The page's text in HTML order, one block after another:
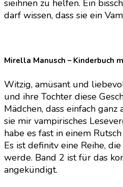
Christin-
Marie
sieihnen zu helfen. Ein
darf wissen, dass sie ein
Mirella Manusch – Kinderbuch
Witzig, amüsant und
und ihre Tochter diese
Mädchen, dass einfach
sie mir vampirisches
habe es fast in einem
Es ist definitv eine Reihe,
werde. Band 2 ist für das
angekündigt.